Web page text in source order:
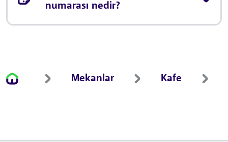
numarası nedir?
Mekanlar Kafe